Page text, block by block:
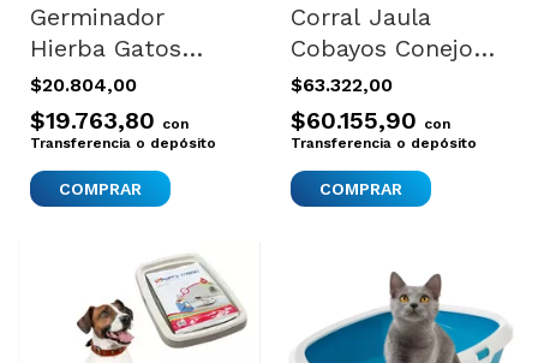
Germinador
Hierba Gatos
Cobayos Conejos
Hidroponico
Semillas
$20.804,00
$19.763,80 con
Transferencia o depósito
Corral Jaula
Cobayos Conejo
Erizo Desarmable
X12 Paneles
$63.322,00
$60.155,90 con
Transferencia o depósito